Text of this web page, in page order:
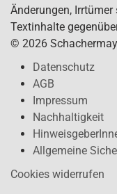
Änderungen, Irrtümer
Textinhalte
© 2026
Datenschutz
AGB
Impressum
Nachhaltigkeit
Allgemeine
Cookies widerrufen